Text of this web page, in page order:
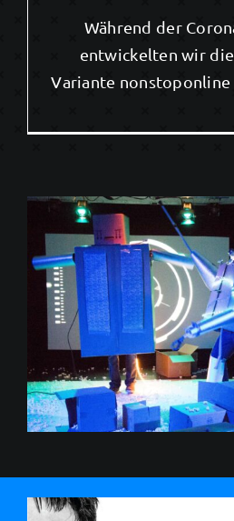
Während der
entwickelten wir
Variante